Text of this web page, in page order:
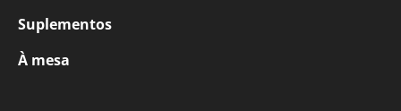
Suplementos
À mesa